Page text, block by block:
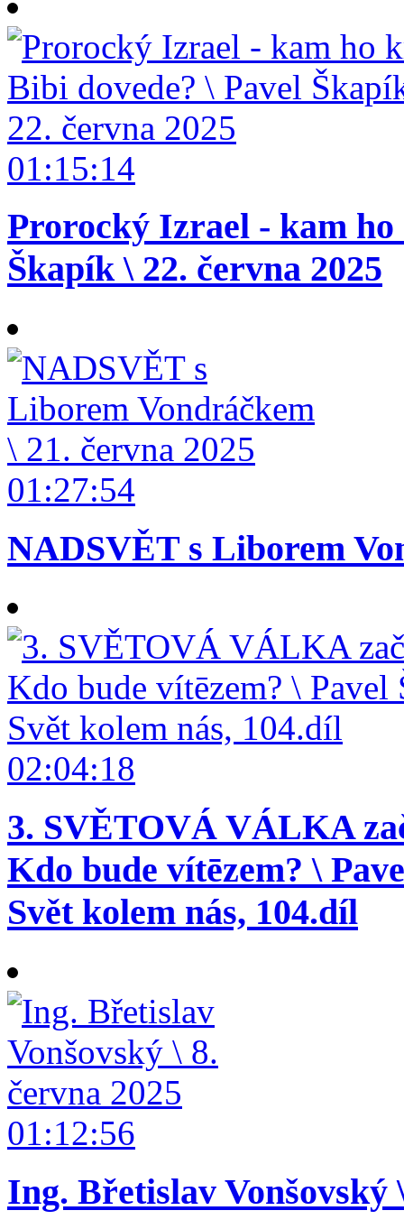
01:15:14
Prorocký Izrael - kam
Škapík \ 22. června 2025
01:27:54
NADSVĚT s Liborem
02:04:18
3. SVĚTOVÁ VÁLKA
Kdo bude vítēzem? \
Svět kolem nás, 104.díl
01:12:56
Ing. Břetislav Vonšovský